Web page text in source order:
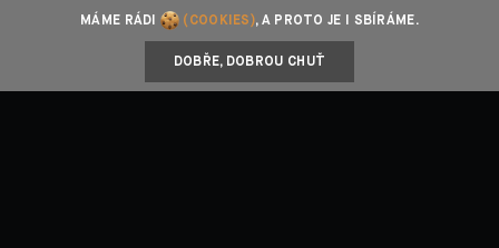
Facebook
MÁME RÁDI (COOKIES), A PROTO JE I SBÍRÁME.
DOBŘE, DOBROU CHUŤ